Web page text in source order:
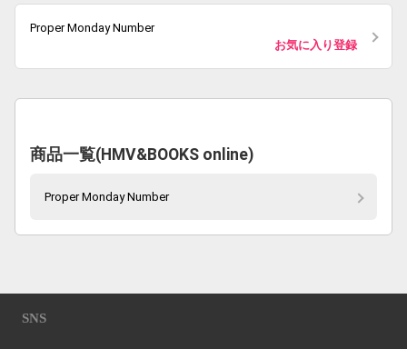
Proper Monday Number
お気に入り登録
商品一覧(HMV&BOOKS online)
Proper Monday Number
SNS